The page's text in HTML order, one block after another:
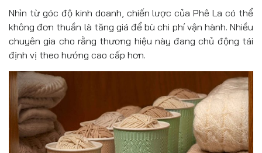
Nhìn từ góc độ kinh doanh, chiến lược của Phê La có thể
không đơn thuần là tăng giá để bù chi phí vận hành. Nhiều
chuyên gia cho rằng thương hiệu này đang chủ động tái
định vị theo hướng cao cấp hơn.